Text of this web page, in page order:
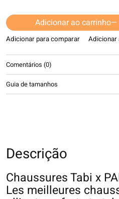
Adicionar ao carrinho
Adicionar para comparar Adicionar
Comentários (0)
Guia de tamanhos
Descrição
Chaussures Tabi x
Les meilleures